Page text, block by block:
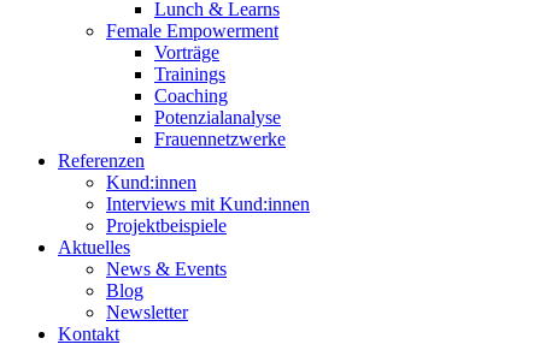
Lunch & Learns
Female Empowerment
Vorträge
Trainings
Coaching
Potenzialanalyse
Frauennetzwerke
Referenzen
Kund:innen
Interviews mit Kund:innen
Projektbeispiele
Aktuelles
News & Events
Blog
Newsletter
Kontakt